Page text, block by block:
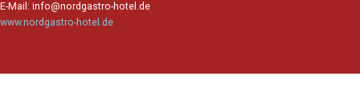
E-Mail: info@nordgastro-hotel.de
www.nordgastro-hotel.de